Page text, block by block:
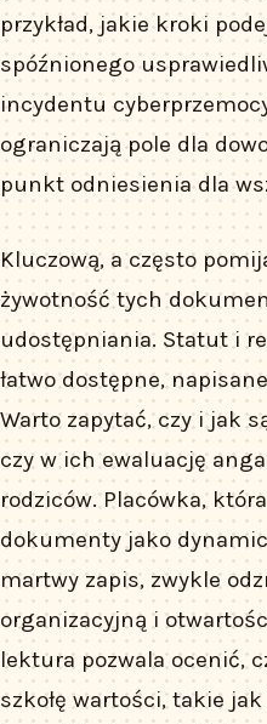
przykład, jakie kroki
spóźnionego
incydentu
ograniczają pole dla
punkt odniesienia dla
Kluczową, a często
żywotność tych
udostępniania. Statut i
łatwo dostępne,
Warto zapytać, czy i jak
czy w ich ewaluację
rodziców. Placówka,
dokumenty jako
martwy zapis, zwykle
organizacyjną i
lektura pozwala ocenić,
szkołę wartości, takie